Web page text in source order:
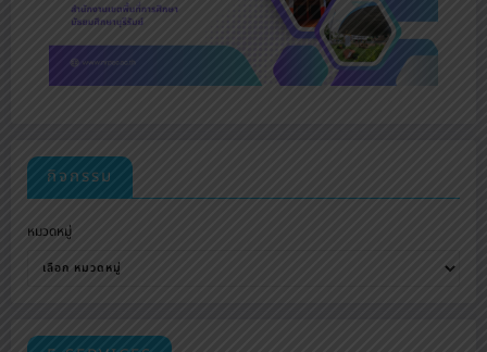
กิจกรรม
หมวดหมู่